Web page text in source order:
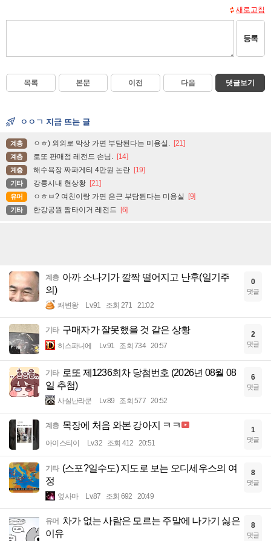
새로고침
등록
목록 본문 이전 다음 댓글보기
ㅇㅇㄱ 지금 뜨는 글
계층 ㅇㅎ) 외외로 막상 가면 부담된다는 미용실. [21]
계층 로또 판매점 레전드 손님. [14]
계층 해수욕장 짜파게티 4만원 논란 [19]
기타 강릉시내 현상황 [21]
유머 ㅇㅎㅂ? 여친이랑 가면 은근 부담된다는 미용실 [9]
기타 한강공원 짬타이거 레전드 [6]
계층 아까 소나기가 깔짝 떨어지고 난후(일기주
의)
쾌변왕 Lv.91 조회 271 21:02
0
댓글
기타 구매자가 잘못했을 것 같은 상황
히스파니에 Lv.91 조회 734 20:57
2
댓글
기타 로또 제1236회차 당첨번호 (2026년 08월 08
일 추첨)
사실난라쿤 Lv.89 조회 577 20:52
6
댓글
계층 목장에 처음 와본 강아지 ㅋㅋ
아이스티이 Lv.32 조회 412 20:51
1
댓글
기타 (스포?일수도) 지도로 보는 오디세우스의 여
정
옆사마 Lv.87 조회 692 20:49
8
댓글
유머 차가 없는 사람은 모르는 주말에 나가기 싫은
이유
8
댓글